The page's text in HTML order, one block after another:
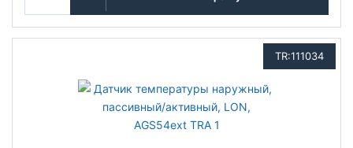
TR:111034